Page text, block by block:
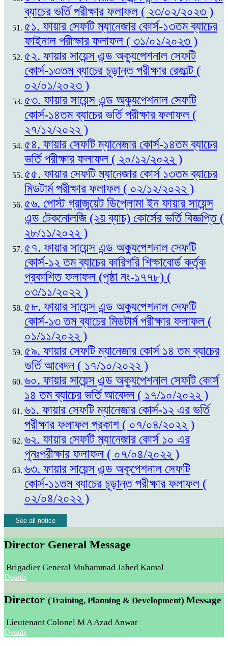
ব্যাচের ভর্তি পরীক্ষার ফলাফল ( ২৩/০২/২০২৩ )
৫১. ফায়ার সেফটি ম্যানেজার কোর্স-১৩তম ব্যাচের
ফাইনাল পরীক্ষার ফলাফল ( ৩১/০১/২০২৩ )
৫২. ফায়ার সায়েন্স এন্ড অক্যুপেশনাল সেফটি
কোর্স-১৩তম ব্যাচের চূড়ান্ত পরীক্ষার রেজাল্ট (
০২/০১/২০২৩ )
৫৩. ফায়ার সায়েন্স এন্ড অক্যুপেশনাল সেফটি
কোর্স-১৪তম ব্যাচের ভর্তি পরীক্ষার ফলাফল (
২৭/১২/২০২২ )
৫৪. ফায়ার সেফটি ম্যানেজার কোর্স-১৪তম ব্যাচের
ভর্তি পরীক্ষার ফলাফল ( ২০/১২/২০২২ )
৫৫. ফায়ার সেফটি ম্যানেজার কোর্স ১৩তম ব্যাচের
মিডটার্ম পরীক্ষার ফলাফল ( ০২/১২/২০২২ )
৫৬. পোস্ট গ্রাজুয়েট ডিপ্লোমা ইন ফায়ার সায়েন্স
এন্ড টেকনোলজি (২য় ব্যাচ) কোর্সের ভর্তি বিজ্ঞপ্তি (
২৮/১১/২০২২ )
৫৭. ফায়ার সায়েন্স এন্ড অক্যুপেশনাল সেফটি
কোর্স-১২ তম ব্যাচের কারিগরি শিক্ষাবোর্ড কর্তৃক
প্রকাশিত ফলাফল (পৃষ্ঠা নং-১৭৭৮) (
০৩/১১/২০২২ )
৫৮. ফায়ার সায়েন্স এন্ড অক্যুপেশনাল সেফটি
কোর্স-১৩ তম ব্যাচের মিডটার্ম পরীক্ষার ফলাফল (
০১/১১/২০২২ )
৫৯. ফায়ার সেফটি ম্যানেজার কোর্স ১৪ তম ব্যাচের
ভর্তি আবেদন ( ১৭/১০/২০২২ )
৬০. ফায়ার সায়েন্স এন্ড অক্যুপেশনাল সেফটি কোর্স
১৪ তম ব্যাচের ভর্তি আবেদন ( ১৭/১০/২০২২ )
৬১. ফায়ার সেফটি ম্যানেজার কোর্স-১২ এর ভর্তি
পরীক্ষার ফলাফল প্রকাশ ( ০৭/০৪/২০২২ )
৬২. ফায়ার সেফটি ম্যানেজার কোর্স ১০ এর
পুনঃপরীক্ষার ফলাফল ( ০৭/০৪/২০২২ )
৬৩. ফায়ার সায়েন্স এন্ড অকুপেশনাল সেফটি
কোর্স-১১তম ব্যাচের চূড়ান্ত পরীক্ষার ফলাফল (
০২/০৪/২০২২ )
See all notice
Director General Message
Brigadier General Muhammad Jahed Kamal
Details
Director (Training, Planning & Development) Message
Lieutenant Colonel M A Azad Anwar
Details